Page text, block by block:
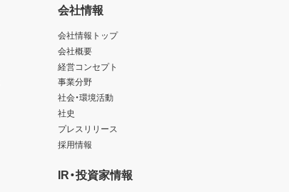
会社情報
会社情報トップ
会社概要
経営コンセプト
事業分野
社会・環境活動
社史
プレスリリース
採用情報
IR・投資家情報